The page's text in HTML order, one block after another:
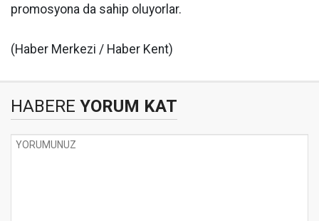
promosyona da sahip oluyorlar.
(Haber Merkezi / Haber Kent)
HABERE YORUM KAT